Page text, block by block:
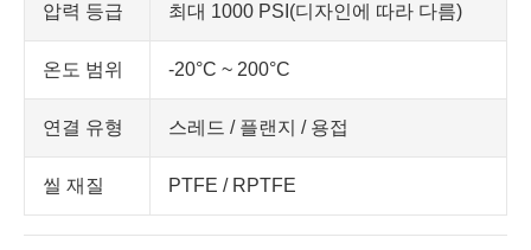
압력 등급 최대 1000 PSI(디자인에 따라 다름)
온도 범위 -20°C ~ 200°C
연결 유형 스레드 / 플랜지 / 용접
씰 재질 PTFE / RPTFE